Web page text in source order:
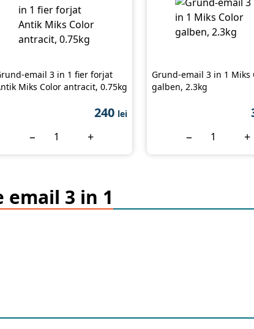
email 3 in 1 fier forjat
Miks Color antracit, 0.75kg
240 lei
− +
Grund-email 3 in 1 Miks
galben, 2.3kg
− +
3 in 1